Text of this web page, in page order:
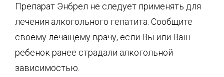
Препарат Энбрел не следует применять для
лечения алкогольного гепатита. Сообщите
своему лечащему врачу, если Вы или Ваш
ребенок ранее страдали алкогольной
зависимостью.